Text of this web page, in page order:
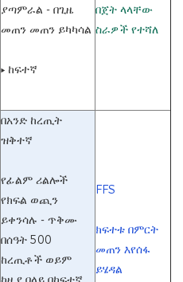
ያጣምራል - በጊዜ
መጠን መጠን ይካካሳል
▸ ከፍተኛ
በጀት ላላቸው
ስራዎች የተሻለ
በአንድ ከረጢት
ዝቅተኛ
የፊልም ሪልሎች
የክፍል ወጪን
ይቀንሳሉ - ጥቅሙ
በሰዓት 500
ከረጢቶች ወይም
FFS
ክፍተቱ በምርት
መጠን እየሰፋ
ይሄዳል